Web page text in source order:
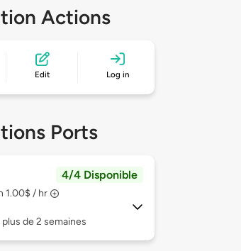
Actions
Edit Log in
Ports
4/4 Disponible
1.00$ / hr
de 2 semaines